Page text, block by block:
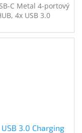
C Metal 4-portový
4x USB 3.0
3.0 Charging